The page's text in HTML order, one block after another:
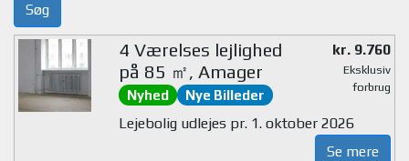
Søg
4 Værelses lejlighed
på 85 ㎡, Amager
Nyhed Nye Billeder
kr. 9.760
Eksklusiv
forbrug
Lejebolig udlejes pr. 1. oktober 2026
Se mere